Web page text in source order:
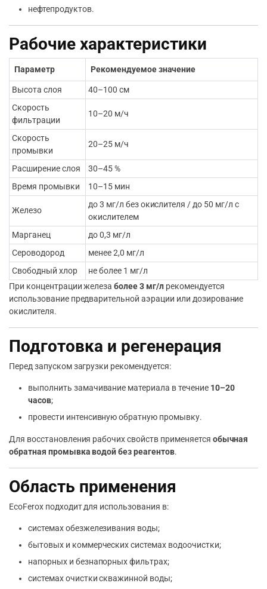
нефтепродуктов.
Рабочие характеристики
Параметр Рекомендуемое значение
Высота слоя
40–100 см
Скорость
фильтрации
10–20 м/ч
Скорость
промывки
20–25 м/ч
Расширение слоя
30–45 %
Время промывки
10–15 мин
Железо
до 3 мг/л без окислителя / до 50 мг/л с
окислителем
Марганец
до 0,3 мг/л
Сероводород
менее 2,0 мг/л
Свободный хлор
не более 1 мг/л
При концентрации железаболее 3 мг/лрекомендуется
использование предварительной аэрации или дозирование
окислителя.
Подготовка и регенерация
Перед запуском загрузки рекомендуется:
выполнить замачивание материала в течение 10–20
часов;
провести интенсивную обратную промывку.
Для восстановления рабочих свойств применяется обычная
обратная промывка водой без реагентов.
Область применения
EcoFerox подходит для использования в:
системах обезжелезивания воды;
бытовых и коммерческих системах водоочистки;
напорных и безнапорных фильтрах;
системах очистки скважинной воды;